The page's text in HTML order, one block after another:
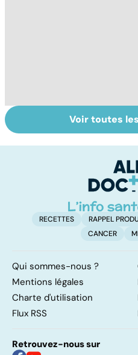
Tout savoir sur
les infections
Voir toutes
RECETTES RAPPEL
CANCER
Qui sommes-nous ?
Mentions légales
Charte d'utilisation
Flux RSS
Retrouvez-nous sur